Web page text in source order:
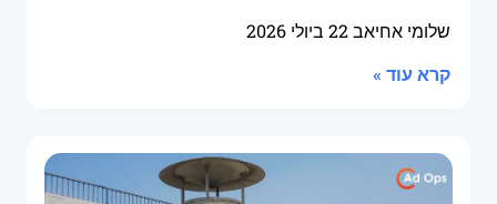
שלומי אחיאב22 ביולי 2026
קרא עוד »